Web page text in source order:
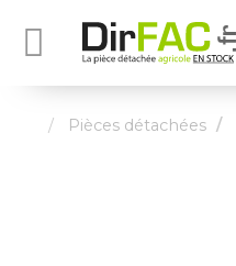
Pièces détachées